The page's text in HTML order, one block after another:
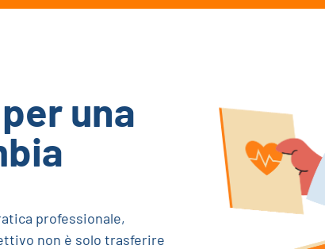
una
professionale,
non è solo trasferire